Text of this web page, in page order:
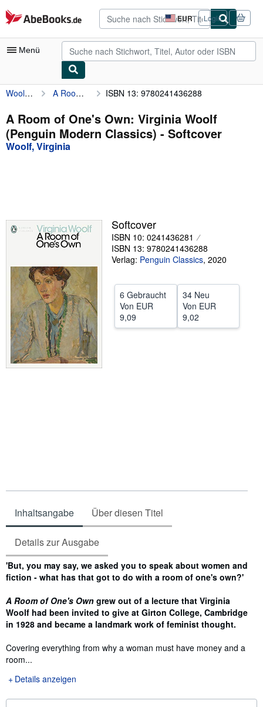
Zum Hauptinhalt
AbeBooks.de EUR
Seite
der
Einkaufseinstellungen.
Login
Menü
Nutzerkonto
Meine Bestellungen
Detailsuche
Sammlungen
Verkäufer
Verkäufer werden
Woolf, Virginia A Room of One's Own: Virginia Woolf (Penguin Modern Classics) ISBN 13: 9780241436288
A Room of One's Own: Virginia Woolf
(Penguin Modern Classics) - Softcover
Woolf, Virginia
Softcover
ISBN 10: 0241436281
ISBN 13: 9780241436288
Verlag: Penguin Classics, 2020
6 Gebraucht
Von EUR
9,09
34 Neu
Von EUR
9,02
Inhaltsangabe Über diesen Titel
Details zur Ausgabe
Inhaltsangabe
'But, you may say, we asked you to speak about women and
fiction - what has that got to do with a room of one's own?'
A Room of One's Own grew out of a lecture that Virginia
Woolf had been invited to give at Girton College, Cambridge
in 1928 and became a landmark work of feminist thought.
Covering everything from why a woman must have money and a
room...
Details anzeigen